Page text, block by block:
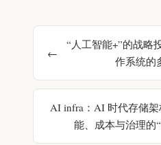
“人工智能+”的战略
作系统的
AI infra：AI 时代存储
能、成本与治理的